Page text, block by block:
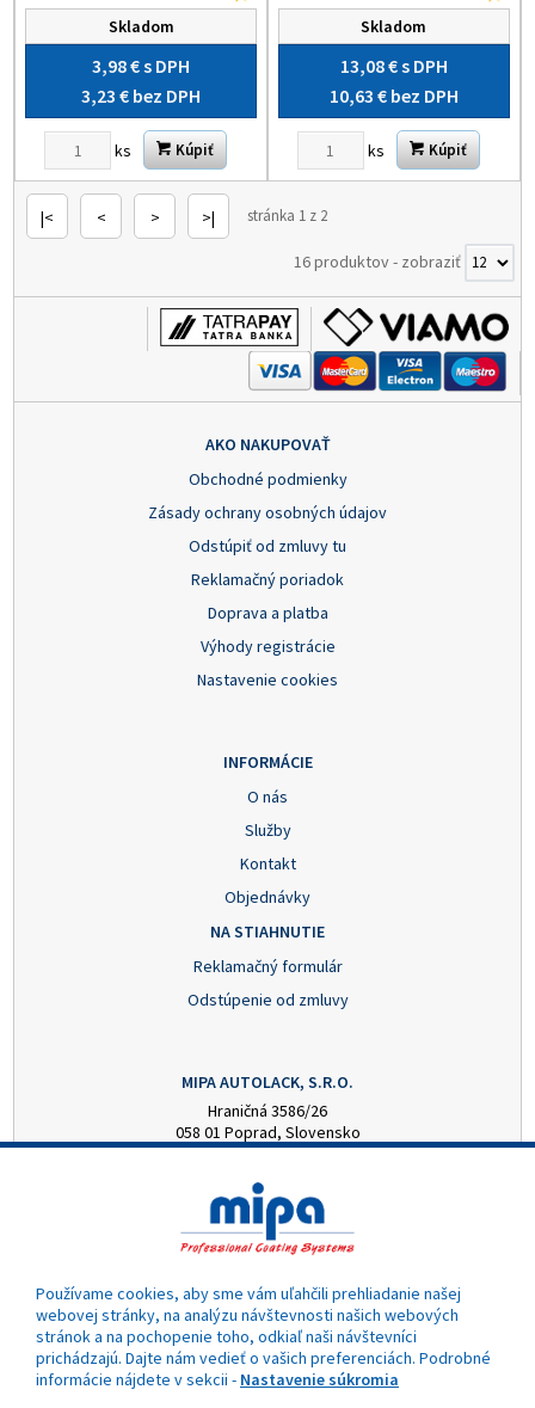
Skladom
3,98 €s DPH
3,23 € bez DPH
ks Kúpiť
Skladom
13,08 €s DPH
10,63 € bez DPH
ks Kúpiť
|< < > >| stránka 1 z 2
16 produktov- zobraziť
AKO NAKUPOVAŤ
Obchodné podmienky
Zásady ochrany osobných údajov
Odstúpiť od zmluvy tu
Reklamačný poriadok
Doprava a platba
Výhody registrácie
Nastavenie cookies
INFORMÁCIE
O nás
Služby
Kontakt
Objednávky
NA STIAHNUTIE
Reklamačný formulár
Odstúpenie od zmluvy
MIPA AUTOLACK, S.R.O.
Hraničná 3586/26
058 01 Poprad, Slovensko
mipa@autolack.sk
OTVÁRACIE HODINY
Pondelok - Piatok: 8:00 - 16:00 hod.
Používame cookies, aby sme vám uľahčili prehliadanie našej
webovej stránky, na analýzu návštevnosti našich webových
stránok a na pochopenie toho, odkiaľ naši návštevníci
prichádzajú. Dajte nám vedieť o vašich preferenciách. Podrobné
informácie nájdete v sekcii - Nastavenie súkromia